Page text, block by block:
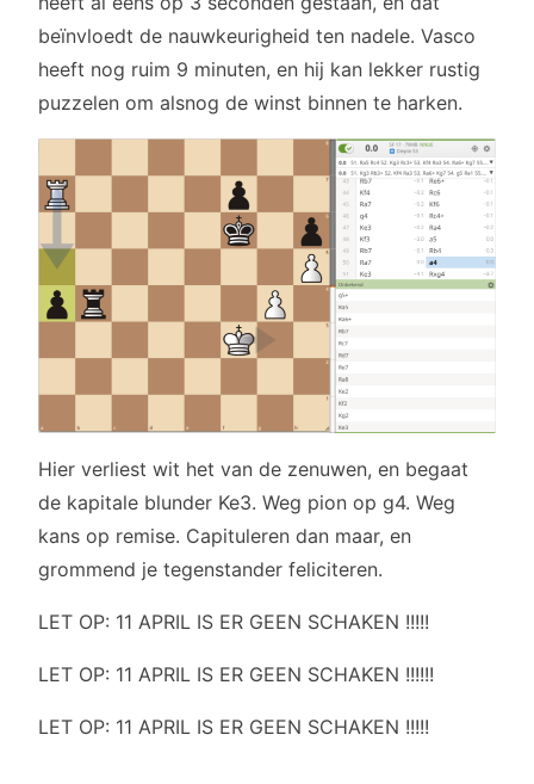
beïnvloedt de nauwkeurigheid ten nadele. Vasco
heeft nog ruim 9 minuten, en hij kan lekker rustig
puzzelen om alsnog de winst binnen te harken.
Hier verliest wit het van de zenuwen, en begaat
de kapitale blunder Ke3. Weg pion op g4. Weg
kans op remise. Capituleren dan maar, en
grommend je tegenstander feliciteren.
LET OP: 11 APRIL IS ER GEEN SCHAKEN !!!!!
LET OP: 11 APRIL IS ER GEEN SCHAKEN !!!!!!
LET OP: 11 APRIL IS ER GEEN SCHAKEN !!!!!